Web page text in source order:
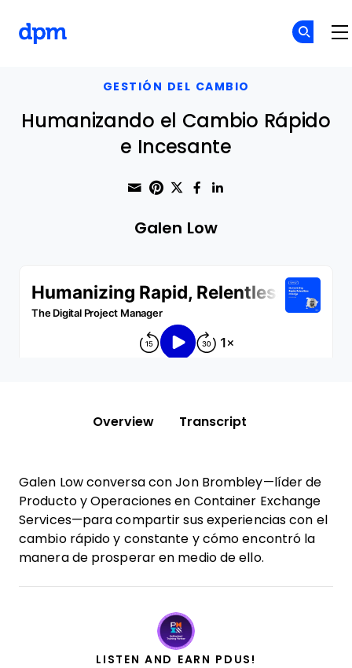
GESTIÓN DEL CAMBIO
Humanizando el Cambio Rápido
e Incesante
Share through Email
Print this page
Share on Pinterest
Share on Twitter
Share on
Galen Low
Overview Transcript
Galen Low conversa con Jon Brombley—líder de
Producto y Operaciones en Container Exchange
Services—para compartir sus experiencias con el
cambio rápido y constante y cómo encontró la
manera de prosperar en medio de ello.
LISTEN AND EARN PDUS!